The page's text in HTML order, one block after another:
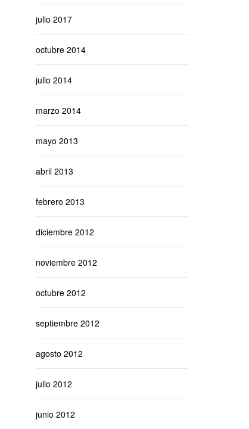
julio 2017
octubre 2014
julio 2014
marzo 2014
mayo 2013
abril 2013
febrero 2013
diciembre 2012
noviembre 2012
octubre 2012
septiembre 2012
agosto 2012
julio 2012
junio 2012